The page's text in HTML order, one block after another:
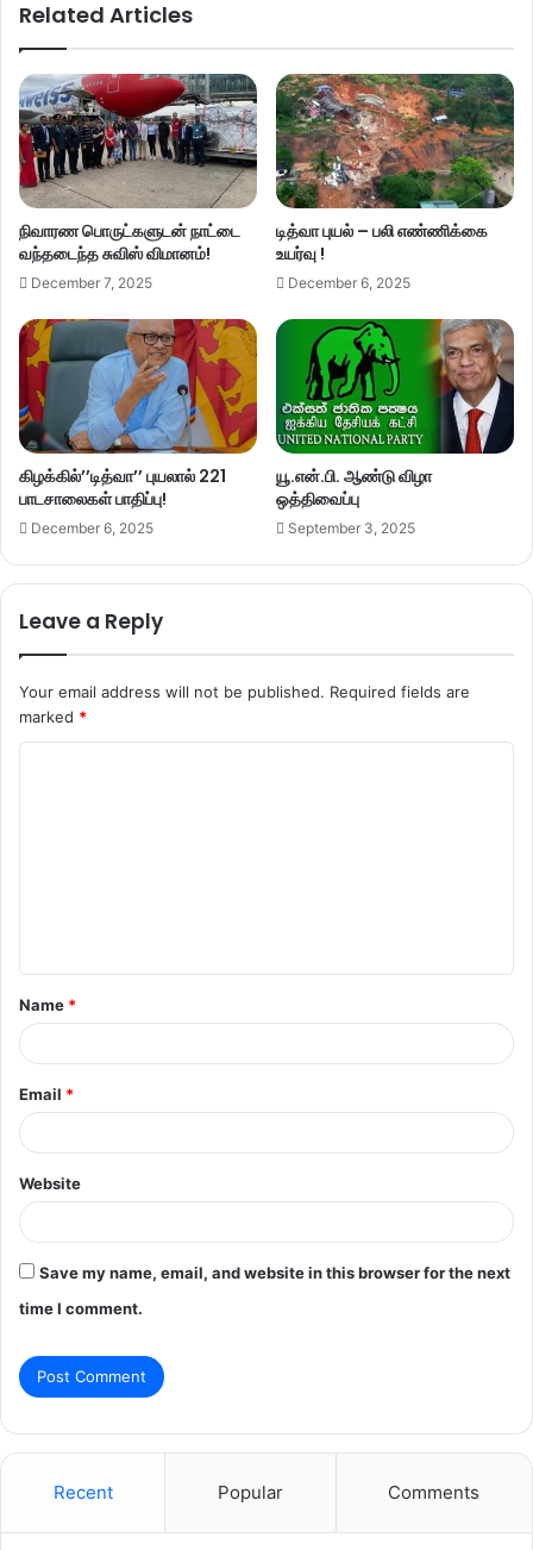
Related Articles
நிவாரண பொருட்களுடன் நாட்டை
வந்தடைந்த சுவிஸ் விமானம்!
December 7, 2025
டித்வா புயல் – பலி எண்ணிக்கை
உயர்வு !
December 6, 2025
கிழக்கில்’’டித்வா’’ புயலால் 221
பாடசாலைகள் பாதிப்பு!
December 6, 2025
யூ.என்.பி. ஆண்டு விழா
ஒத்திவைப்பு
September 3, 2025
Leave a Reply
Your email address will not be published. Required fields are
marked *
t
*
Name *
Email *
Website
Save my name, email, and website in this browser for the next
time I comment.
Recent Popular Comments